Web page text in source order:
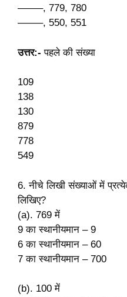
——–, 779, 780
——–, 550, 551
उत्तर:- पहले की संख्या
109
138
130
879
778
549
6. नीचे लिखी संख्याओं में
लिखिए?
(a). 769 में
9 का स्थानीयमान – 9
6 का स्थानीयमान – 60
7 का स्थानीयमान – 700
(b). 100 में